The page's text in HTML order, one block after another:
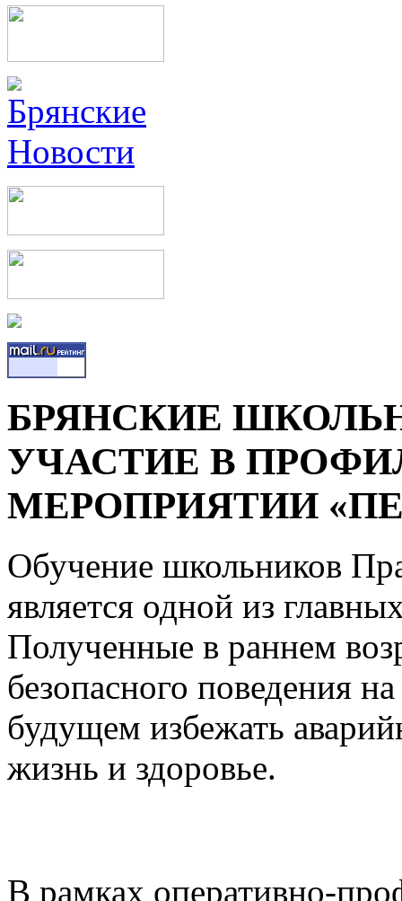
БРЯНСКИЕ
УЧАСТИЕ В
МЕРОПРИЯТИИ
Обучение школьников
является одной из
Полученные в раннем
безопасного поведения
будущем избежать
жизнь и здоровье.
В рамках оперативно-